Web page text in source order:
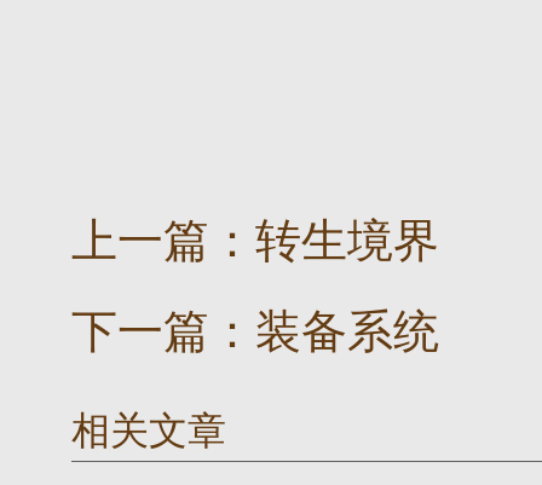
上一篇： 转生境界
下一篇： 装备系统
相关文章